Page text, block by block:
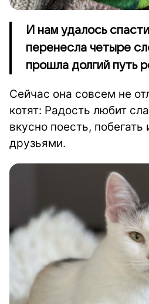
И нам удалось
перенесла четыре
прошла долгий путь
Сейчас она совсем не
котят: Радость любит
вкусно поесть, побегать
друзьями.